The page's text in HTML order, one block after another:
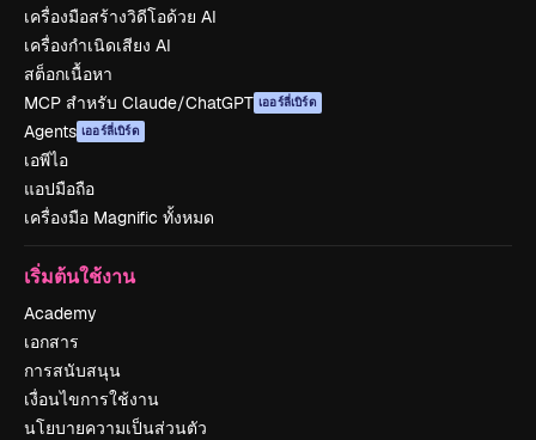
เครื่องมือสร้างวิดีโอด้วย AI
เครื่องกำเนิดเสียง AI
สต็อกเนื้อหา
MCP สำหรับ Claude/ChatGPT เออร์ลี่เบิร์ด
Agents เออร์ลี่เบิร์ด
เอพีไอ
แอปมือถือ
เครื่องมือ Magnific ทั้งหมด
เริ่มต้นใช้งาน
Academy
เอกสาร
การสนับสนุน
เงื่อนไขการใช้งาน
นโยบายความเป็นส่วนตัว